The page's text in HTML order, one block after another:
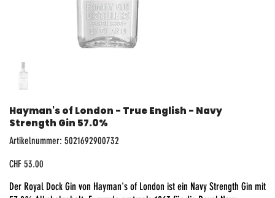
Hayman's of London - True English - Navy
Strength Gin 57.0%
Artikelnummer: Artikelnummer:
5021692900732
5021692900732
Preis
CHF 53.00
Der Royal Dock Gin von Hayman's of London ist ein Navy Strength Gin mit